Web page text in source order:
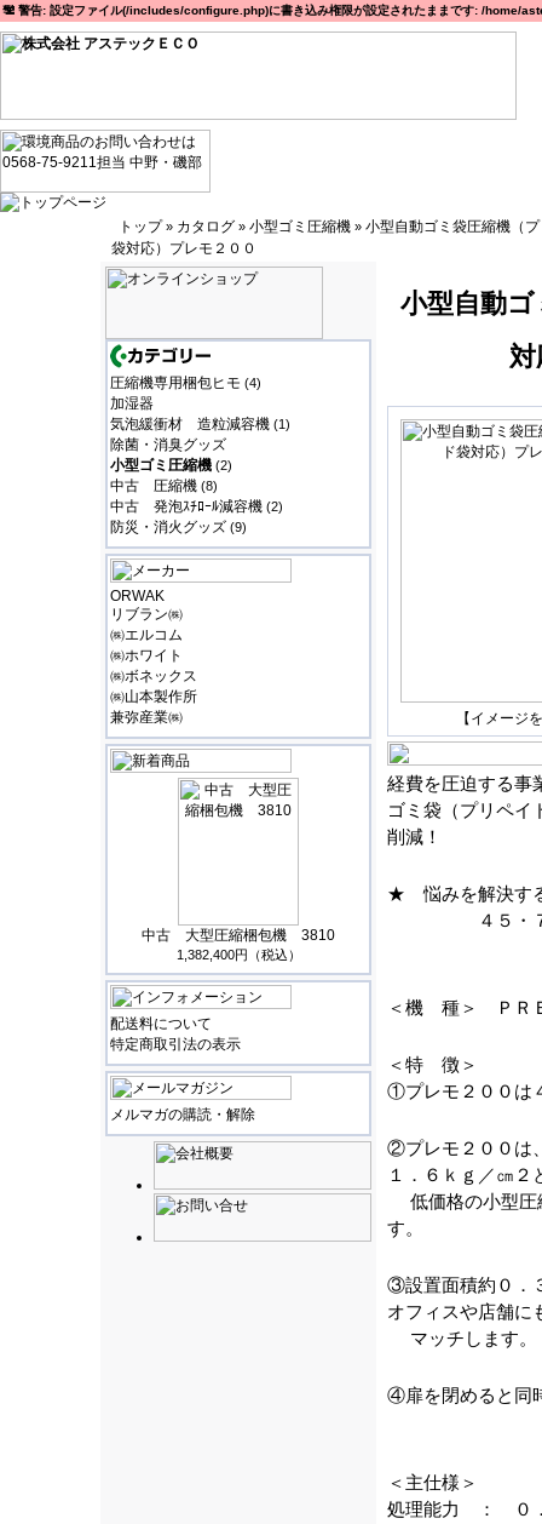
警告: 設定ファイル(/includes/configure.php)に書き込み権限が設定されたままです: /
トップ» カタログ » 小型ゴミ圧縮機 » 小型自動ゴミ袋圧縮機（
袋対応）プレモ２００
圧縮機専用梱包ヒモ (4)
加湿器
気泡緩衝材 造粒減容機 (1)
除菌・消臭グッズ
小型ゴミ圧縮機 (2)
中古 圧縮機 (8)
中古 発泡ｽﾁﾛｰﾙ減容機 (2)
防災・消火グッズ (9)
ORWAK
リブラン㈱
㈱エルコム
㈱ホワイト
㈱ボネックス
㈱山本製作所
兼弥産業㈱
中古 大型圧縮梱包機 3810
1,382,400円（税込）
配送料について
特定商取引法の表示
メルマガの購読・解除
小型自動
【イメージ
経費を圧迫する事
ゴミ袋（プリペイ
削減！
★ 悩みを解決す
４５・７０ℓ
＜機 種＞ ＰＲ
＜特 徴＞
①プレモ２００は
②プレモ２００は
１．６ｋｇ／㎝２
低価格の小型圧
す。
③設置面積約０．
オフィスや店舗に
マッチします。
④扉を閉めると同
＜主仕様＞
処理能力 ： ０